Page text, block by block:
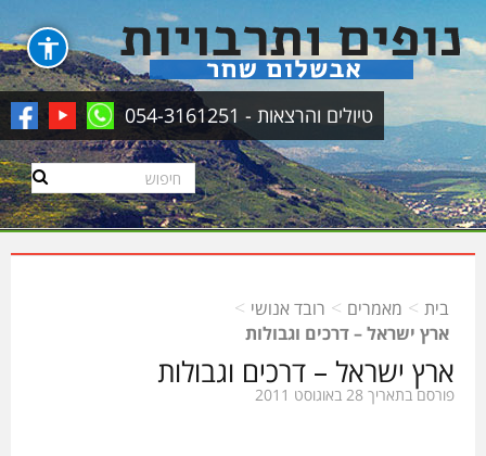
טיולים והרצאות - 054-3161251
בית > מאמרים > רובד אנושי >
ארץ ישראל – דרכים וגבולות
ארץ ישראל – דרכים וגבולות
פורסם בתאריך 28 באוגוסט 2011